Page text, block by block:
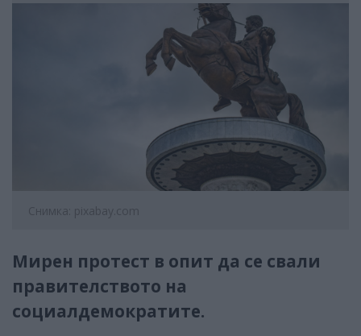
Снимка: pixabay.com
Мирен протест в опит да се свали
правителството на
социалдемократите.